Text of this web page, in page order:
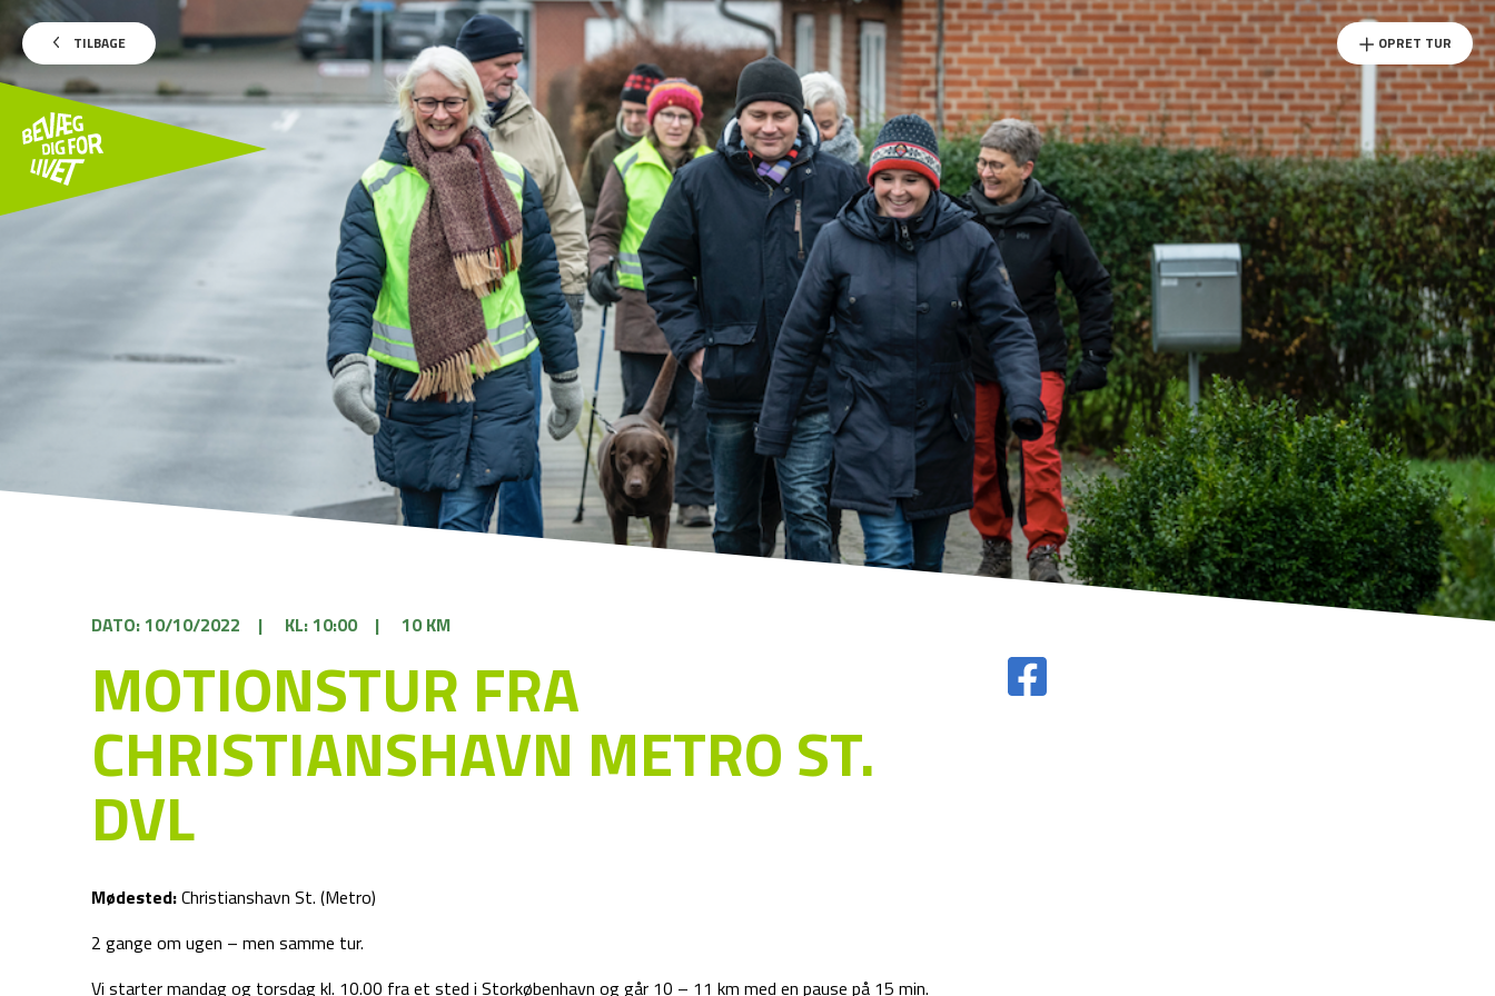
TILBAGE OPRET TUR
DATO: 10/10/2022 | KL: 10:00 | 10 KM
MOTIONSTUR FRA
CHRISTIANSHAVN METRO ST.
DVL
Mødested:Christianshavn St. (Metro)
2 gange om ugen – men samme tur.
Vi starter mandag og torsdag kl. 10.00 fra et sted i Storkøbenhavn og går 10 – 11 km med en pause på 15 min.